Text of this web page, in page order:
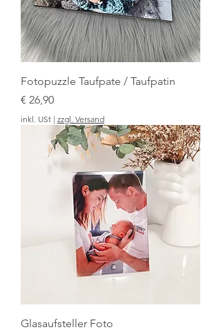
Fotopuzzle Taufpate / Taufpatin
Preis
€ 26,90
inkl. USt | zzgl. Versand
Glasaufsteller Foto